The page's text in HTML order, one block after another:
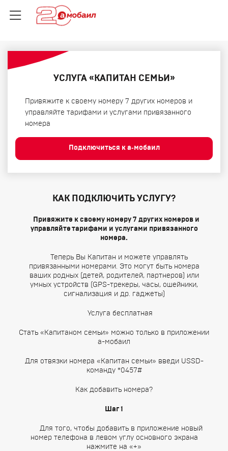
УСЛУГА «КАПИТАН СЕМЬИ»
Привяжите к своему номеру 7 других номеров и
управляйте тарифами и услугами привязанного
номера
Подключиться к а‑мобаил
КАК ПОДКЛЮЧИТЬ УСЛУГУ?
Привяжите к своему номеру 7 других номеров и
управляйте тарифами и услугами привязанного
номера.
Теперь Вы Капитан и можете управлять
привязанными номерами. Это могут быть номера
ваших родных (детей, родителей, партнеров) или
умных устройств (GPS-трекеры, часы, ошейники,
сигнализация и др. гаджеты)
Услуга бесплатная
Стать «Капитаном семьи» можно только в приложении
а-мобаил
Для отвязки номера «Капитан семьи» введи USSD-
команду *0457#
Как добавить номера?
Шаг 1
Для того, чтобы добавить в приложение новый
номер телефона в левом углу основного экрана
нажмите на «+»